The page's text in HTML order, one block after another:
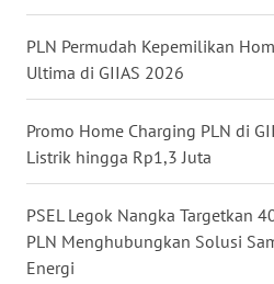
PLN Permudah Kepemilikan
Ultima di GIIAS 2026
Promo Home Charging PLN di
Listrik hingga Rp1,3 Juta
PSEL Legok Nangka Targetkan
PLN Menghubungkan Solusi
Energi
WN
TAPANULI
WN DELI
SERDANG